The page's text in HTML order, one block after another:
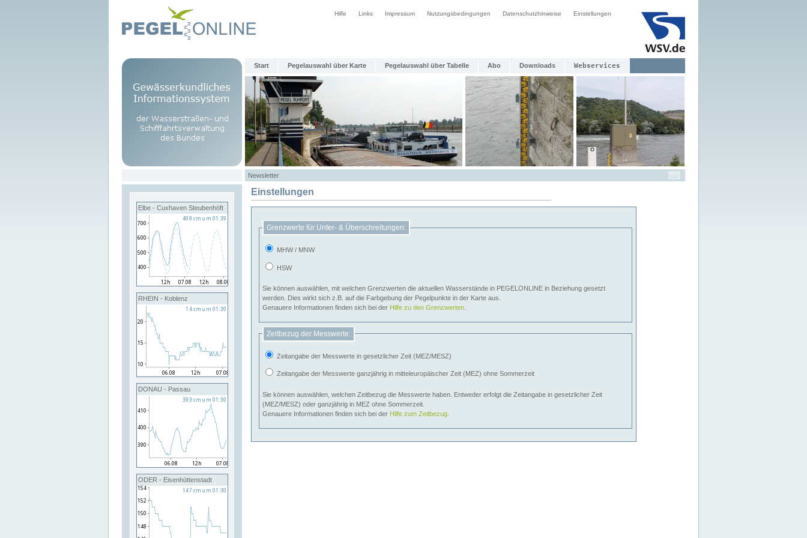
Hilfe Links Impressum Nutzungsbedingungen Datenschutzhinweise Einstellungen
Start Pegelauswahl über Karte Pegelauswahl über Tabelle Abo Downloads Webservices
Newsletter
Elbe - Cuxhaven Steubenhöft
RHEIN - Koblenz
DONAU - Passau
ODER - Eisenhüttenstadt
Einstellungen
Grenzwerte für Unter- & Überschreitungen:
MHW / MNW
HSW
Sie können auswählen, mit welchen Grenzwerten die aktuellen Wasserstände in PEGELONLINE in Beziehung gesetzt
werden. Dies wirkt sich z.B. auf die Farbgebung der Pegelpunkte in der Karte aus.
Genauere Informationen finden sich bei der Hilfe zu den Grenzwerten
Zeitbezug der Messwerte:
Zeitangabe der Messwerte in gesetzlicher Zeit (MEZ/MESZ)
Zeitangabe der Messwerte ganzjährig in mitteleuropäischer Zeit (MEZ) ohne Sommerzeit
Sie können auswählen, welchen Zeitbezug die Messwerte haben. Entweder erfolgt die Zeitangabe in gesetzlicher Zeit
(MEZ/MESZ) oder ganzjährig in MEZ ohne Sommerzeit.
Genauere Informationen finden sich bei der Hilfe zum Zeitbezug